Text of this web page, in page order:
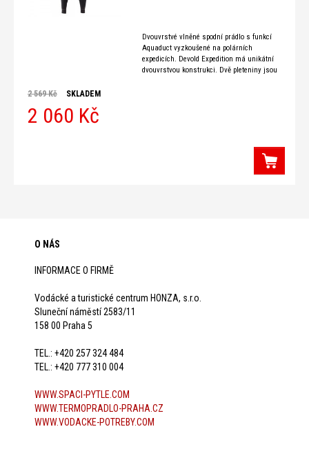
Dvouvrstvé vlněné spodní prádlo s funkcí
Aquaduct vyzkoušené na polárních
expedicích. Devold Expedition má unikátní
dvouvrstvou konstrukci. Dvě pleteniny jsou
2 569 Kč SKLADEM
2 060 Kč
O NÁS
INFORMACE O FIRMĚ
Vodácké a turistické centrum HONZA, s.r.o.
Sluneční náměstí 2583/11
158 00 Praha 5
TEL.: +420 257 324 484
TEL.: +420 777 310 004
WWW.SPACI-PYTLE.COM
WWW.TERMOPRADLO-PRAHA.CZ
WWW.VODACKE-POTREBY.COM